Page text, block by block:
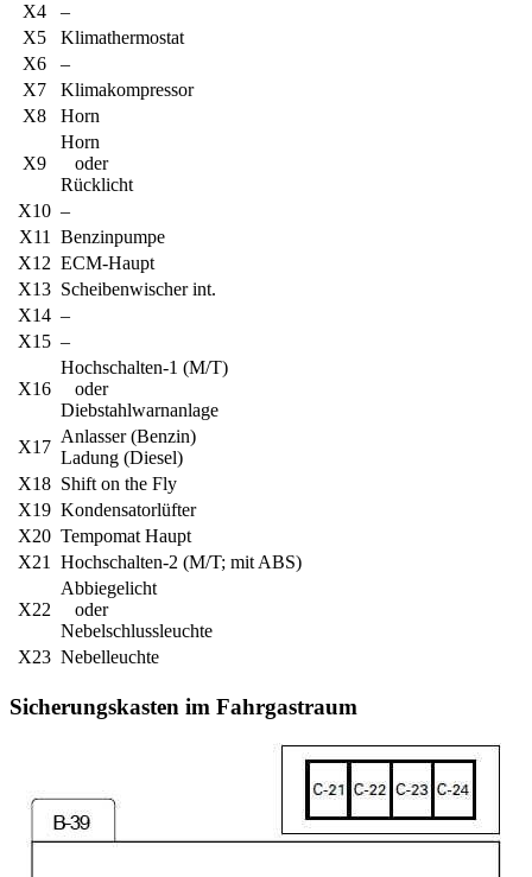
X4
–
X5
Klimathermostat
X6
–
X7
Klimakompressor
X8
Horn
X9
Horn
oder
Rücklicht
X10 –
X11
Benzinpumpe
X12 ECM-Haupt
X13 Scheibenwischer int.
X14 –
X15 –
X16
Hochschalten-1 (M/T)
oder
Diebstahlwarnanlage
X17
Anlasser (Benzin)
Ladung (Diesel)
X18 Shift on the Fly
X19 Kondensatorlüfter
X20 Tempomat Haupt
X21
Hochschalten-2 (M/T; mit ABS)
X22
Abbiegelicht
oder
Nebelschlussleuchte
X23 Nebelleuchte
Sicherungskasten im Fahrgastraum